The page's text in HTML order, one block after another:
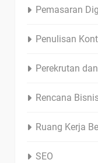
Pemasaran
Penulisan
Perekrutan
Rencana
Ruang Kerja
SEO